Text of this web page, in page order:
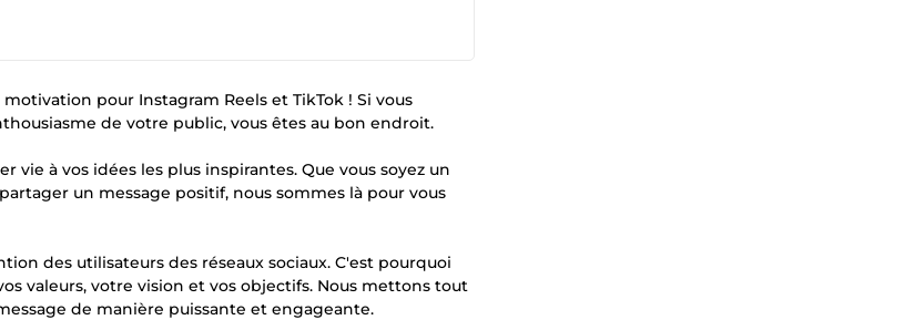
pour Instagram Reels et TikTok ! Si vous
de votre public, vous êtes au bon endroit.
à vos idées les plus inspirantes. Que vous soyez un
un message positif, nous sommes là pour vous
des utilisateurs des réseaux sociaux. C'est pourquoi
valeurs, votre vision et vos objectifs. Nous mettons tout
de manière puissante et engageante.